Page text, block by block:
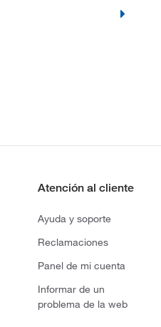
Atención al cliente
Ayuda y soporte
Reclamaciones
Panel de mi cuenta
Informar de un
problema de la web